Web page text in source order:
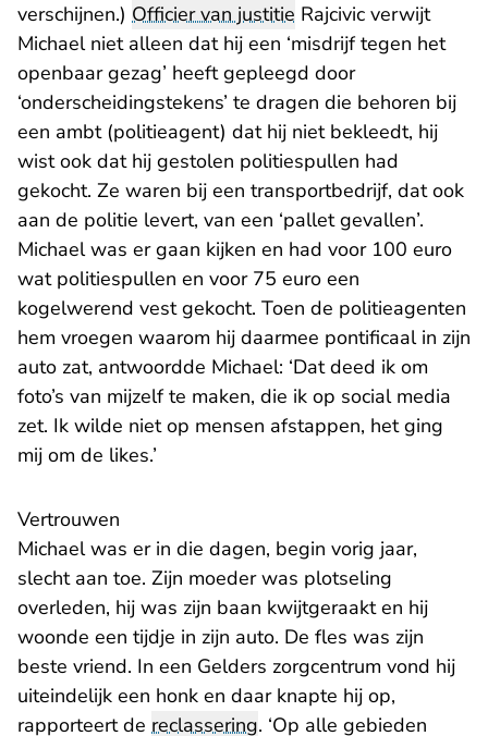
verschijnen.) Officier van justitie Rajcivic verwijt
Michael niet alleen dat hij een ‘misdrijf tegen het
openbaar gezag’ heeft gepleegd door
‘onderscheidingstekens’ te dragen die behoren bij
een ambt (politieagent) dat hij niet bekleedt, hij
wist ook dat hij gestolen politiespullen had
gekocht. Ze waren bij een transportbedrijf, dat ook
aan de politie levert, van een ‘pallet gevallen’.
Michael was er gaan kijken en had voor 100 euro
wat politiespullen en voor 75 euro een
kogelwerend vest gekocht. Toen de politieagenten
hem vroegen waarom hij daarmee pontificaal in zijn
auto zat, antwoordde Michael: ‘Dat deed ik om
foto’s van mijzelf te maken, die ik op social media
zet. Ik wilde niet op mensen afstappen, het ging
mij om de likes.’
Vertrouwen
Michael was er in die dagen, begin vorig jaar,
slecht aan toe. Zijn moeder was plotseling
overleden, hij was zijn baan kwijtgeraakt en hij
woonde een tijdje in zijn auto. De fles was zijn
beste vriend. In een Gelders zorgcentrum vond hij
uiteindelijk een honk en daar knapte hij op,
rapporteert de reclassering. ‘Op alle gebieden